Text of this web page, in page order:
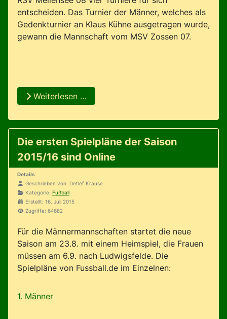
entscheiden. Das Turnier der Männer, welches als
Gedenkturnier an Klaus Kühne ausgetragen wurde,
gewann die Mannschaft vom MSV Zossen 07.
Weiterlesen …
Die ersten Spielpläne der Saison
2015/16 sind Online
Details
Geschrieben von: Detlef Krause
Kategorie: Fußball
Erstellt: 16. Juli 2015
Zugriffe: 64682
Für die Männermannschaften startet die neue
Saison am 23.8. mit einem Heimspiel, die Frauen
müssen am 6.9. nach Ludwigsfelde. Die
Spielpläne von Fussball.de im Einzelnen:
1. Männer